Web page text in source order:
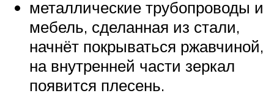
металлические трубопроводы и
мебель, сделанная из стали,
начнёт покрываться ржавчиной,
на внутренней части зеркал
появится плесень.